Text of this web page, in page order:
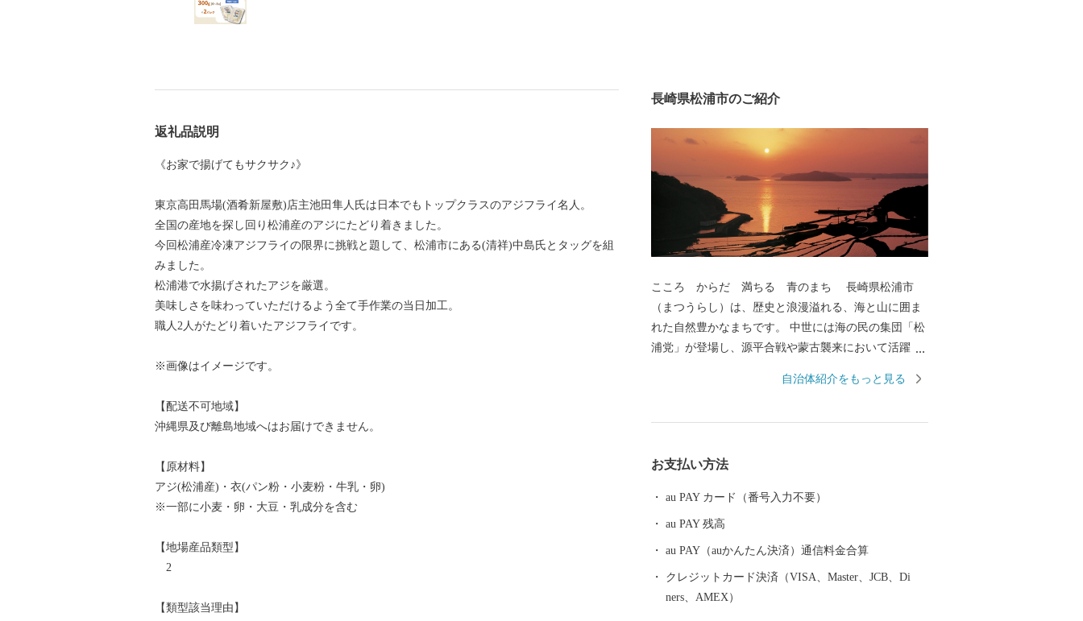
返礼品説明
《お家で揚げてもサクサク♪》
東京高田馬場(酒肴新屋敷)店主池田隼人氏は日本でもトップクラスのアジフライ名人。
全国の産地を探し回り松浦産のアジにたどり着きました。
今回松浦産冷凍アジフライの限界に挑戦と題して、松浦市にある(清祥)中島氏とタッグを組
みました。
松浦港で水揚げされたアジを厳選。
美味しさを味わっていただけるよう全て手作業の当日加工。
職人2人がたどり着いたアジフライです。
※画像はイメージです。
【配送不可地域】
沖縄県及び離島地域へはお届けできません。
【原材料】
アジ(松浦産)・衣(パン粉・小麦粉・牛乳・卵)
※一部に小麦・卵・大豆・乳成分を含む
【地場産品類型】
2
【類型該当理由】
長崎県松浦市のご紹介
こころ からだ 満ちる 青のまち 長崎県松浦市
（まつうらし）は、歴史と浪漫溢れる、海と山に囲ま
れた自然豊かなまちです。 中世には海の民の集団「松
浦党」が登場し、源平合戦や蒙古襲来において活躍し
崎遺跡」は、海底遺跡としては、国内初となる国史跡
りを利用して野菜、果物、お茶、お米といった農作物
が、海の幸も山の幸も何でもそろうまさに「食のコン
パクトシティ」です。 潮がすうっと満ちていくように
こころとからだが満たされるあたたかな出会いがある
自治体紹介をもっと見る
お支払い方法
au PAY カード（番号入力不要）
au PAY 残高
au PAY（auかんたん決済）通信料金合算
クレジットカード決済（VISA、Master、JCB、Di
ners、AMEX）